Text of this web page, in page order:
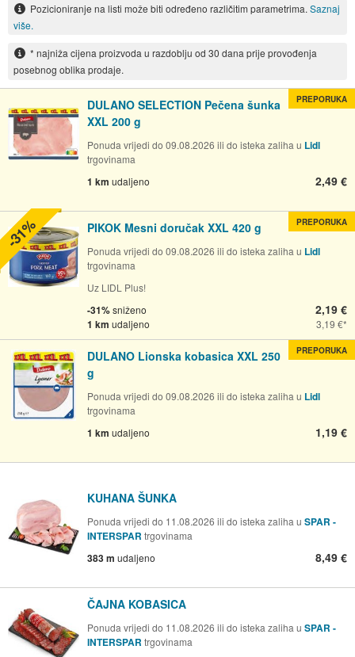
Pozicioniranje na listi može biti određeno različitim parametrima. Saznaj
više.
* najniža cijena proizvoda u razdoblju od 30 dana prije provođenja
posebnog oblika prodaje.
DULANO SELECTION Pečena šunka
XXL 200 g
Ponuda vrijedi do 09.08.2026 ili do isteka zaliha u Lidl
trgovinama
1 km udaljeno 2,49 €
PREPORUKA
PIKOK Mesni doručak XXL 420 g
Ponuda vrijedi do 09.08.2026 ili do isteka zaliha u Lidl
trgovinama
Uz LIDL Plus!
-31%sniženo
1 km udaljeno
2,19 €
3,19 €
PREPORUKA
-31%
DULANO Lionska kobasica XXL 250
g
Ponuda vrijedi do 09.08.2026 ili do isteka zaliha u Lidl
trgovinama
1 km udaljeno 1,19 €
PREPORUKA
KUHANA ŠUNKA
Ponuda vrijedi do 11.08.2026 ili do isteka zaliha u SPAR -
INTERSPAR trgovinama
383 m udaljeno 8,49 €
ČAJNA KOBASICA
Ponuda vrijedi do 11.08.2026 ili do isteka zaliha u SPAR -
INTERSPAR trgovinama